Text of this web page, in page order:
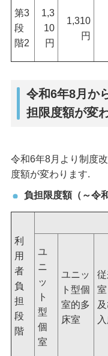
第3
段
階2
1,3
10
円
1,310
円
令和6年8月か
担限度額が変
令和6年8月より制度
度額が変わります.
負担限度額（～令
利
用
者
負
担
段
階
ユ
ニ
ッ
ト
型
個
室
ユニッ
ト型個
室的多
床室
入